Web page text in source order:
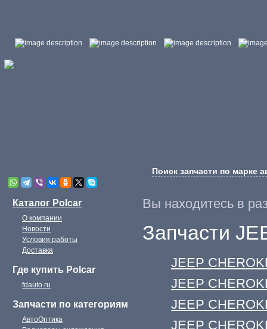
Поиск запчасти по марке
Вы находитесь в
Запчасти
JEEP
JEEP
JEEP
JEEP
Каталог Polcar
О компании
Новости
Условия работы
Доставка
Где купить Polcar
fdauto.ru
Запчасти по категориям
АвтоОптика